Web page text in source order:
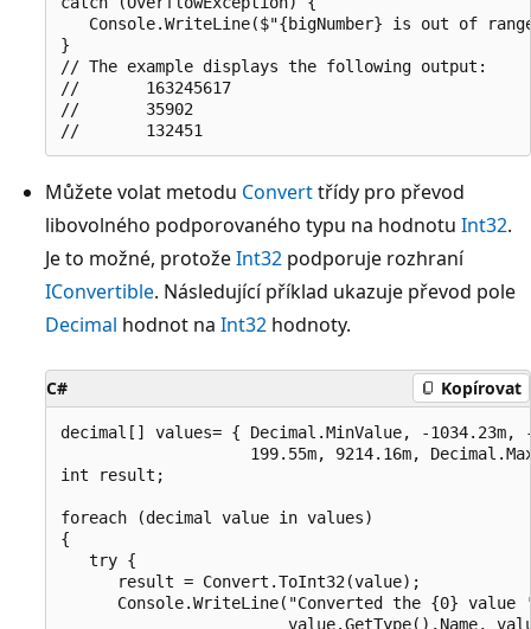
Console.WriteLine($"{bigNumber} is out of
}
// The example displays the following output:
//       163245617
//       35902
Můžete volat metodu Converttřídy pro převod
libovolného podporovaného typu na hodnotu Int32.
Je to možné, protožeInt32 podporuje rozhraní
IConvertible. Následující příklad ukazuje převod pole
Decimal hodnot na Int32 hodnoty.
C# Kopírovat
decimal[] values= { Decimal.MinValue, -1034.23m, -
199.55m, 9214.16m,
int result;
foreach (decimal value in values)
{
   try {
      result = Convert.ToInt32(value);
Console.WriteLine("Converted the {0} value
value.GetType().Name,